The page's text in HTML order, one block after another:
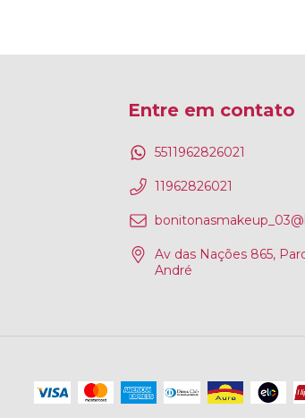
Entre em contato
5511962826021
11962826021
Av das Nações 865,
André